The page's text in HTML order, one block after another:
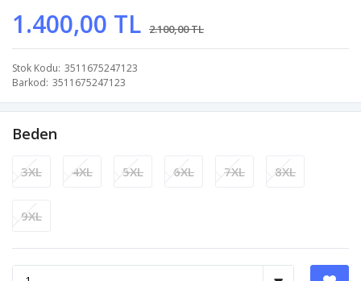
1.400,00 TL 2.100,00 TL
Stok Kodu 3511675247123
Barkod 3511675247123
Beden
3XL 4XL 5XL 6XL 7XL 8XL
9XL